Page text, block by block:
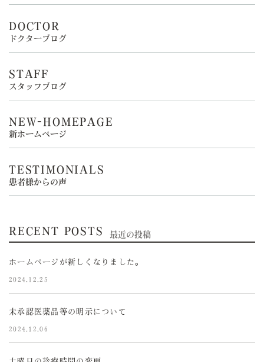
DOCTOR
ドクターブログ
STAFF
スタッフブログ
NEW-HOMEPAGE
新ホームページ
TESTIMONIALS
患者様からの声
RECENT POSTS 最近の投稿
ホームページが新しくなりました。
2024.12.25
未承認医薬品等の明示について
2024.12.06